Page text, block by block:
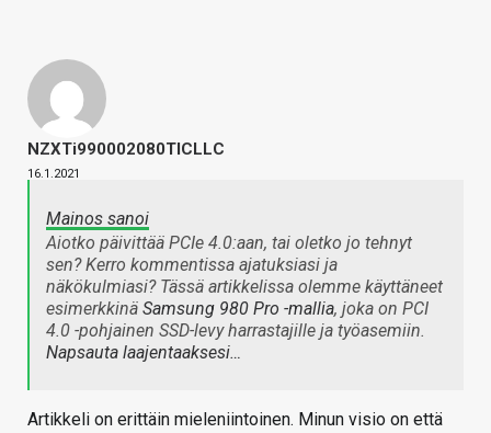
NZXTi990002080TICLLC
16.1.2021
Mainos sanoi
Aiotko päivittää PCIe 4.0:aan, tai oletko jo tehnyt
sen? Kerro kommentissa ajatuksiasi ja
näkökulmiasi? Tässä artikkelissa olemme käyttäneet
esimerkkinä Samsung 980 Pro -mallia, joka on PCI
4.0 -pohjainen SSD-levy harrastajille ja työasemiin.
Napsauta laajentaaksesi…
Artikkeli on erittäin mieleniintoinen. Minun visio on että